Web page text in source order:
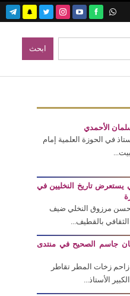
الأحمدي
في الحوزة العلمية إمام
يستعرض تاريخ النخليين في
حسن مرزوق النخلي ضيف
الثقافي بالقطيف...
جاسم الصحيح في منتدى
زخات المطر تقاطر
الأستاذ...